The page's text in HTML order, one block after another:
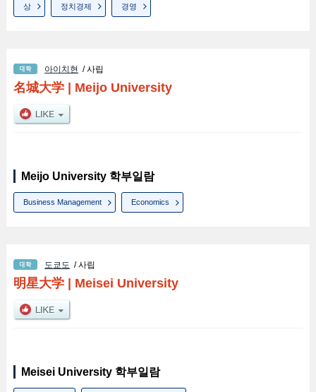
상 정치경제 경영
아이치현 / 사립
名城大学| Meijo University
Meijo University 학부일람
Business Management Economics
도쿄도 / 사립
明星大学| Meisei University
Meisei University 학부일람